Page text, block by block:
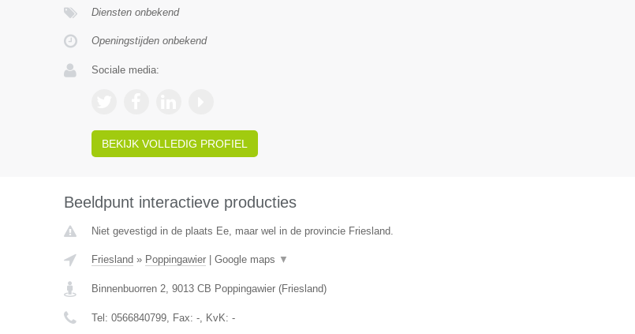
Diensten onbekend
Openingstijden onbekend
Sociale media:
BEKIJK VOLLEDIG PROFIEL
Beeldpunt interactieve producties
Niet gevestigd in de plaats Ee, maar wel in de provincie Friesland.
Friesland » Poppingawier| Google maps ▼
Binnenbuorren 2, 9013 CB Poppingawier(Friesland)
Tel: 0566840799, Fax: -, KvK: -